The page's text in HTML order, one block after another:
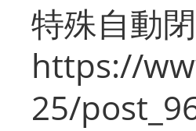
特殊自動
https://
25/